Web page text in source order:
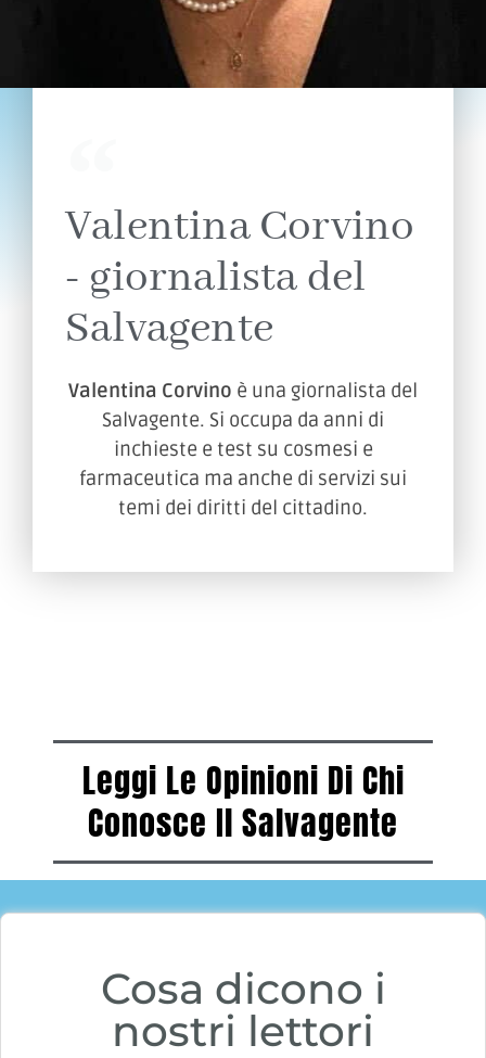
Valentina Corvino
- giornalista del
Salvagente
Valentina Corvino è una giornalista del
Salvagente. Si occupa da anni di
inchieste e test su cosmesi e
farmaceutica ma anche di servizi sui
temi dei diritti del cittadino.
Leggi Le Opinioni Di Chi
Conosce Il Salvagente
Cosa dicono i
nostri lettori